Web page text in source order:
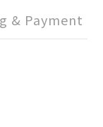
& Payment